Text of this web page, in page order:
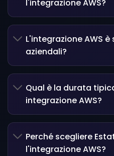
l'integrazione AWS?
L'integrazione AWS
aziendali?
Qual è la durata
integrazione AWS?
Perché scegliere
l'integrazione AWS?